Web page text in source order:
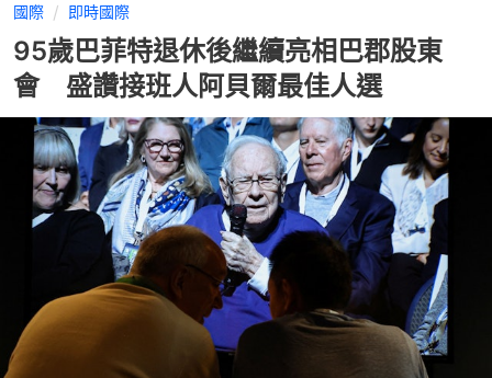
國際 即時國際
95歲巴菲特退休後繼續亮相巴郡股東
會 盛讚接班人阿貝爾最佳人選